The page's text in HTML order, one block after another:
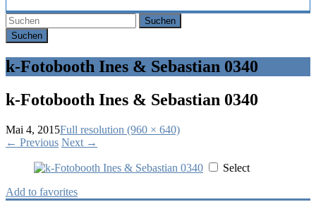
Suchen
k-Fotobooth Ines & Sebastian 0340
k-Fotobooth Ines & Sebastian 0340
Mai 4, 2015Full resolution (960 × 640)
← Previous Next →
Select
Add to favorites